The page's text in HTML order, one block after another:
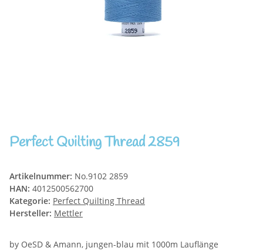
Perfect Quilting Thread 2859
Artikelnummer: No.9102 2859
HAN: 4012500562700
Kategorie: Perfect Quilting Thread
Hersteller: Mettler
by OeSD & Amann, jungen-blau mit 1000m Lauflänge